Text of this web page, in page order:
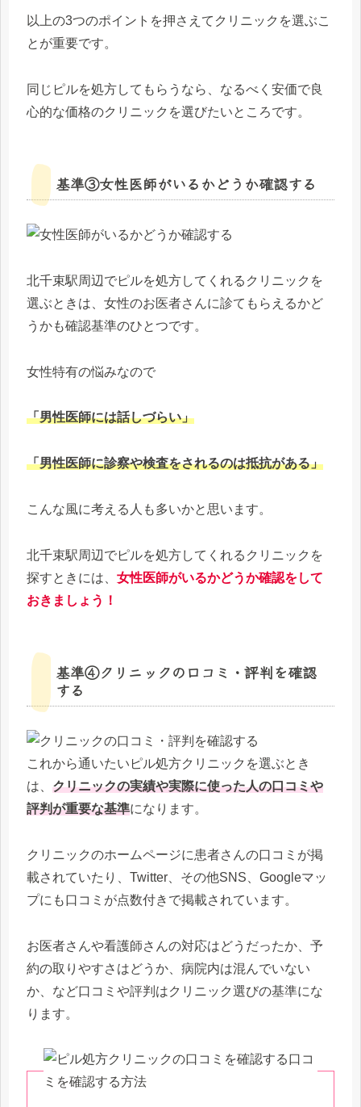
以上の3つのポイントを押さえてクリニックを選ぶこ
とが重要です。
同じピルを処方してもらうなら、なるべく安価で良
心的な価格のクリニックを選びたいところです。
基準③女性医師がいるかどうか確認する
北千束駅周辺でピルを処方してくれるクリニックを
選ぶときは、女性のお医者さんに診てもらえるかど
うかも確認基準のひとつです。
女性特有の悩みなので
「男性医師には話しづらい」
「男性医師に診察や検査をされるのは抵抗がある」
こんな風に考える人も多いかと思います。
北千束駅周辺でピルを処方してくれるクリニックを
探すときには、 女性医師がいるかどうか確認をして
おきましょう！
基準④クリニックの口コミ・評判を確認
する
これから通いたいピル処方クリニックを選ぶとき
は、 クリニックの実績や実際に使った人の口コミや
評判が重要な基準になります。
クリニックのホームページに患者さんの口コミが掲
載されていたり、Twitter、その他SNS、Googleマッ
プにも口コミが点数付きで掲載されています。
お医者さんや看護師さんの対応はどうだったか、予
約の取りやすさはどうか、病院内は混んでいない
か、など口コミや評判はクリニック選びの基準にな
ります。
口コ
ミを確認する方法